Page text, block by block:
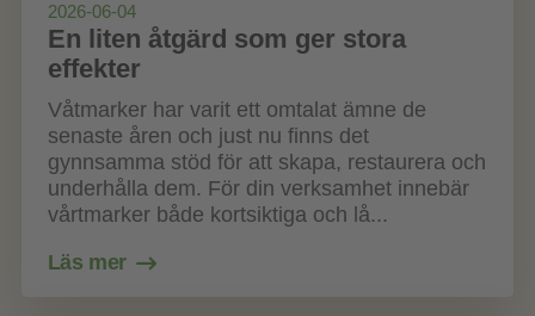
2026-06-04
En liten åtgärd som ger stora
effekter
Våtmarker har varit ett omtalat ämne de
senaste åren och just nu finns det
gynnsamma stöd för att skapa, restaurera och
underhålla dem. För din verksamhet innebär
vårtmarker både kortsiktiga och lå...
Läs mer